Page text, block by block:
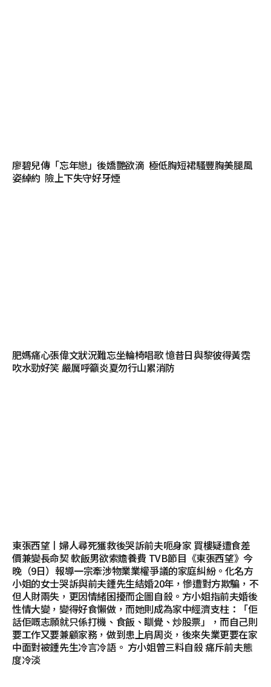
廖碧兒傳「忘年戀」後嬌艷欲滴 極低胸短裙騷豐胸美腿風
姿綽約 險上下失守好牙煙
肥媽痛心張偉文狀況難忘坐輪椅唱歌 憶昔日與黎彼得黃霑
吹水勁好笑 嚴厲呼籲炎夏勿行山累消防
東張西望丨婦人尋死獲救後哭訴前夫呃身家 買樓疑遭食差
價兼變長命契 軟飯男欲索贍養費 TVB節目《東張西望》今
晚（9日）報導一宗牽涉物業業權爭議的家庭糾紛。化名方
小姐的女士哭訴與前夫鍾先生結婚20年，慘遭對方欺騙，不
但人財兩失，更因情緒困擾而企圖自殺。方小姐指前夫婚後
性情大變，變得好食懶做，而她則成為家中經濟支柱：「佢
話佢嘅志願就只係打機、食飯、瞓覺、炒股票」，而自己則
要工作又要兼顧家務，做到患上肩周炎，後來失業更要在家
中面對被鍾先生冷言冷語。 方小姐曾三料自殺 痛斥前夫態
度冷淡